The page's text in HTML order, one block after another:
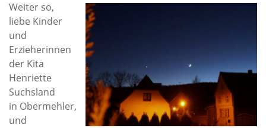
Weiter so,
liebe Kinder
und
Erzieherinnen
der Kita
Henriette
Suchsland
in Obermehler,
und